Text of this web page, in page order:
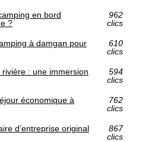
en bord
?
962
clics
à damgan pour
610
clics
: une immersion
594
clics
économique à
762
clics
d’entreprise original
867
clics